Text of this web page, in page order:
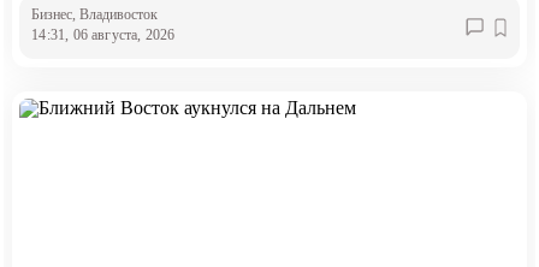
Бизнес, Владивосток
14:31, 06 августа, 2026